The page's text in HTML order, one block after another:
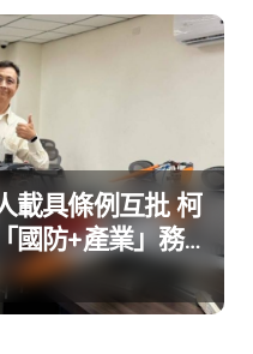
載具條例互批 柯
國防+產業」務